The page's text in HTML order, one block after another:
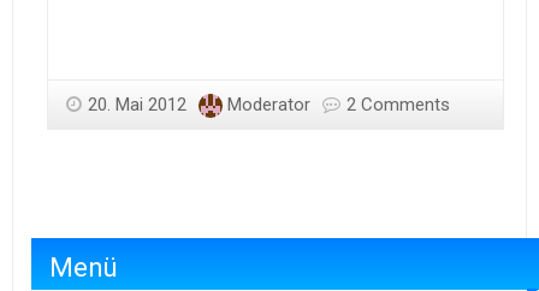
20. Mai 2012 Moderator 2 Comments
Menü